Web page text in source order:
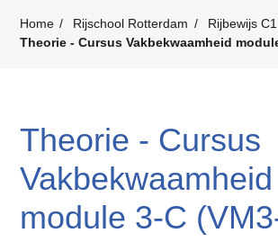
Home Rijschool Rotterdam
Rijbewijs
Theorie - Cursus Vakbekwaamheid
Theorie - Cursus
Vakbekwaamheid
module 3-C